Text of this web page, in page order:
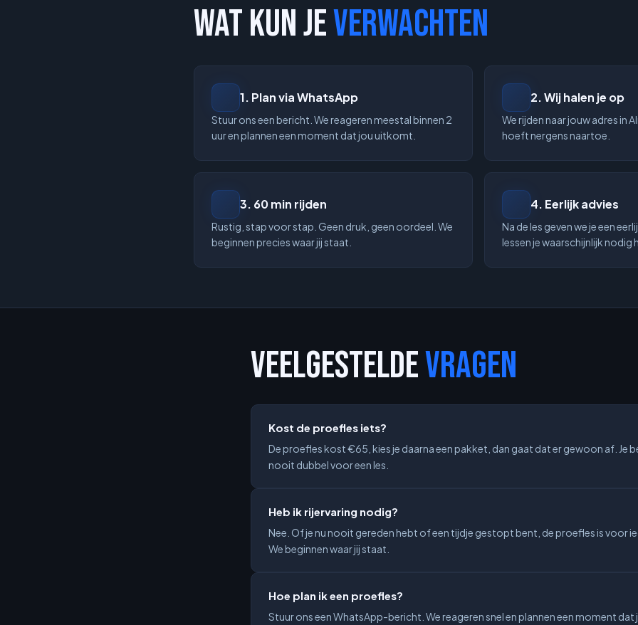
WAT KUN JEVERWACHTEN
1. Plan via WhatsApp
Stuur ons een bericht. We reageren meestal binnen 2
uur en plannen een moment dat jou uitkomt.
2.Wij halen je op
We rijden naar jouw adres in
hoeft nergens naartoe.
3. 60 min rijden
Rustig, stap voor stap. Geen druk, geen oordeel. We
beginnen precies waar jij staat.
4. Eerlijk advies
Na de les geven we je een
lessen je waarschijnlijk nodig
VEELGESTELDEVRAGEN
Kost de proefles iets?
De proefles kost €65, kies je daarna een pakket, dan gaat dat er gewoon af. Je
nooit dubbel voor een les.
Heb ik rijervaring nodig?
Nee. Of je nu nooit gereden hebt of een tijdje gestopt bent, de proefles is voor
We beginnen waar jij staat.
Hoe plan ik een proefles?
Stuur ons een WhatsApp-bericht. We reageren snel en plannen een moment dat